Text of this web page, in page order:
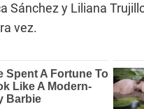
Sánchez y Liliana
vez.